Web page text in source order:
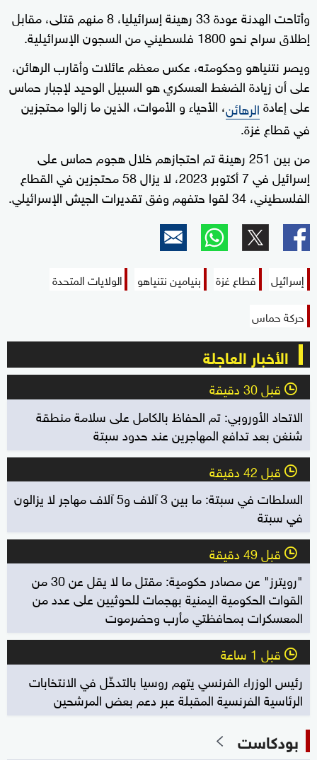
وأتاحت الهدنة عودة 33 رهينة إسرائيليا، 8 منهم قتلى، مقابل
إطلاق سراح نحو 1800 فلسطيني من السجون الإسرائيلية.
ويصر نتنياهو وحكومته، عكس معظم عائلات وأقارب الرهائن،
على أن زيادة الضغط العسكري هو السبيل الوحيد لإجبار حماس
على إعادةالرهائن، الأحياء و الأموات، الذين ما زالوا محتجزين
في قطاع غزة.
من بين 251 رهينة تم احتجازهم خلال هجوم حماس على
إسرائيل في 7 أكتوبر 2023، لا يزال 58 محتجزين في القطاع
الفلسطيني، 34 لقوا حتفهم وفق تقديرات الجيش الإسرائيلي.
إسرائيل قطاع غزة بنيامين نتنياهو
الولايات المتحدة
حركة حماس
الأخبار العاجلة
l قبل 30 دقيقة
الاتحاد الأوروبي: تم الحفاظ بالكامل على سلامة منطقة
شنغن بعد تدافع المهاجرين عند حدود سبتة
l قبل 42 دقيقة
السلطات في سبتة: ما بين 3 آلاف و5 آلاف مهاجر لا يزالون
في سبتة
l قبل 49 دقيقة
"رويترز" عن مصادر حكومية: مقتل ما لا يقل عن 30 من
القوات الحكومية اليمنية بهجمات للحوثيين على عدد من
المعسكرات بمحافظتي مأرب وحضرموت
l قبل 1 ساعة
رئيس الوزراء الفرنسي يتهم روسيا بالتدخّل في الانتخابات
الرئاسية الفرنسية المقبلة عبر دعم بعض المرشحين
بودكاست